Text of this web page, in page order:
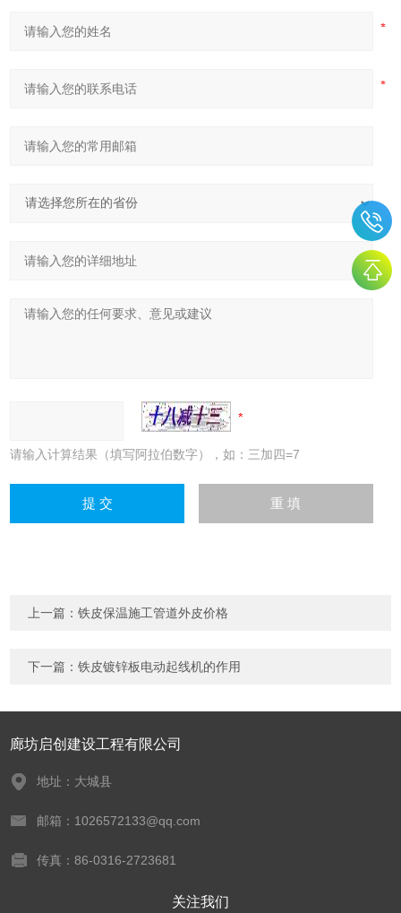
请输入计算结果（填写阿拉伯数字），如：三加四=7
上一篇：铁皮保温施工管道外皮价格
下一篇：铁皮镀锌板电动起线机的作用
廊坊启创建设工程有限公司
地址：大城县
邮箱：1026572133@qq.com
传真：86-0316-2723681
关注我们